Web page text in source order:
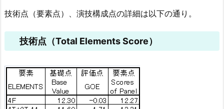
技術点（要素点）、演技構成点の詳細は以下の通り。
技術点（Total Elements Score）